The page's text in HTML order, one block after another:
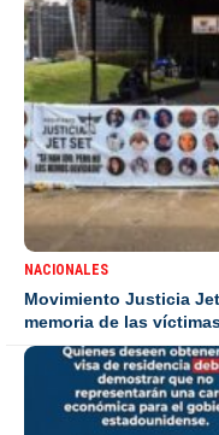
NACIONALES
Movimiento Justicia
memoria de las